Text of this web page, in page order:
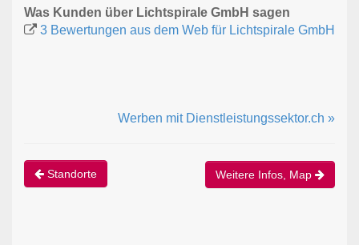
Was Kunden über Lichtspirale GmbH sagen
3 Bewertungen aus dem Web für Lichtspirale GmbH
Werben mit Dienstleistungssektor.ch »
Standorte Weitere Infos, Map